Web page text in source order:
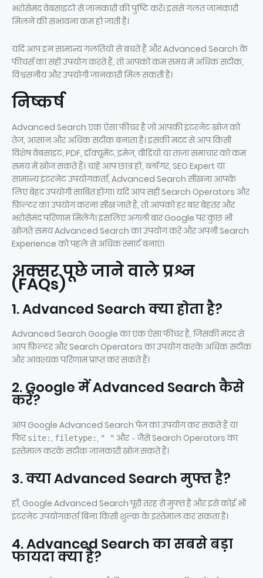
भरोसेमंद वेबसाइटों से जानकारी की पुष्टि करें। इससे गलत जानकारी
मिलने की संभावना कम हो जाती है।
यदि आप इन सामान्य गलतियों से बचते हैं और Advanced Search के
फीचर्स का सही उपयोग करते हैं, तो आपको कम समय में अधिक सटीक,
विश्वसनीय और उपयोगी जानकारी मिल सकती है।
निष्कर्ष
Advanced Search एक ऐसा फीचर है जो आपकी इंटरनेट खोज को
तेज, आसान और अधिक सटीक बनाता है। इसकी मदद से आप किसी
विशेष वेबसाइट, PDF, डॉक्यूमेंट, इमेज, वीडियो या ताज़ा समाचार को कम
समय में खोज सकते हैं। चाहे आप छात्र हों, ब्लॉगर, SEO Expert या
सामान्य इंटरनेट उपयोगकर्ता, Advanced Search सीखना आपके
लिए बेहद उपयोगी साबित होगा। यदि आप सही Search Operators और
फ़िल्टर का उपयोग करना सीख जाते हैं, तो आपको हर बार बेहतर और
भरोसेमंद परिणाम मिलेंगे। इसलिए अगली बार Google पर कुछ भी
खोजते समय Advanced Search का उपयोग करें और अपनी Search
Experience को पहले से अधिक स्मार्ट बनाएं।
अक्सर पूछे जाने वाले प्रश्न
(FAQs)
1. Advanced Search क्या होता है?
Advanced Search Google का एक ऐसा फीचर है, जिसकी मदद से
आप फ़िल्टर और Search Operators का उपयोग करके अधिक सटीक
और आवश्यक परिणाम प्राप्त कर सकते हैं।
2. Google में Advanced Search कैसे
करें?
आप Google Advanced Search पेज का उपयोग कर सकते हैं या
फिरsite:, filetype:, " " और - जैसे Search Operators का
इस्तेमाल करके सटीक जानकारी खोज सकते हैं।
3. क्या Advanced Search मुफ्त है?
हाँ, Google Advanced Search पूरी तरह से मुफ्त है और इसे कोई भी
इंटरनेट उपयोगकर्ता बिना किसी शुल्क के इस्तेमाल कर सकता है।
4. Advanced Search का सबसे बड़ा
फायदा क्या है?